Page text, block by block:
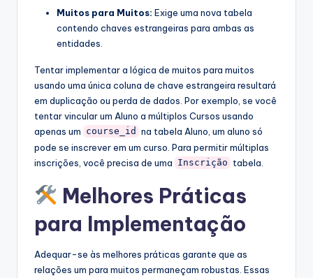
Muitos para Muitos: Exige uma nova tabela
contendo chaves estrangeiras para ambas as
entidades.
Tentar implementar a lógica de muitos para muitos
usando uma única coluna de chave estrangeira resultará
em duplicação ou perda de dados. Por exemplo, se você
tentar vincular um Aluno a múltiplos Cursos usando
apenas um course_id na tabela Aluno, um aluno só
pode se inscrever em um curso. Para permitir múltiplas
inscrições, você precisa de uma Inscrição tabela.
Melhores Práticas
para Implementação
Adequar-se às melhores práticas garante que as
relações um para muitos permaneçam robustas. Essas